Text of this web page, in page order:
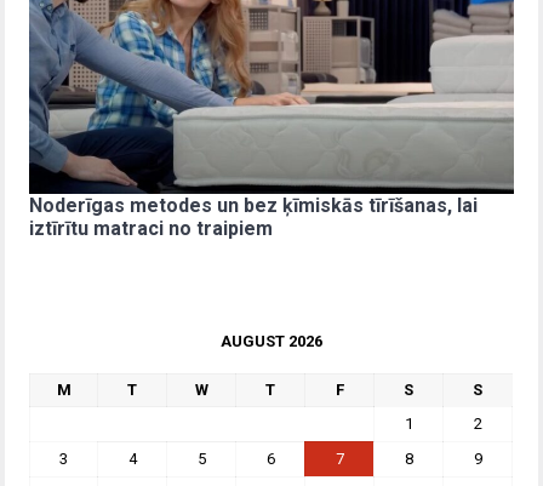
Noderīgas metodes un bez ķīmiskās tīrīšanas, lai
iztīrītu matraci no traipiem
AUGUST 2026
M T W T F S
S
1
2
3
4 5 6 7 8
9